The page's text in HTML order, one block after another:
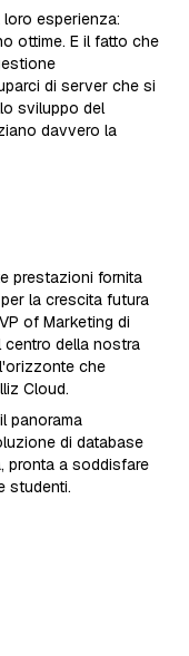
esperienza:
ottime. E il fatto che
di server che si
sviluppo del
davvero la
prestazioni fornita
la crescita futura
of Marketing di
della nostra
che
Cloud.
panorama
di database
pronta a soddisfare
studenti.